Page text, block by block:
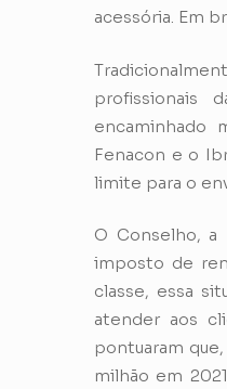
acessória. Em
profissionais
encaminhado
Fenacon e o
limite para o
O Conselho,
imposto de
classe, essa
atender aos
pontuaram
milhão em